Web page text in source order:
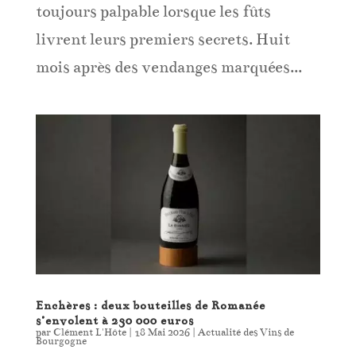
toujours palpable lorsque les fûts
livrent leurs premiers secrets. Huit
mois après des vendanges marquées...
Enchères : deux bouteilles de Romanée
s’envolent à 230 000 euros
parClément L'Hôte| 18 Mai 2026| Actualité des Vins de
Bourgogne